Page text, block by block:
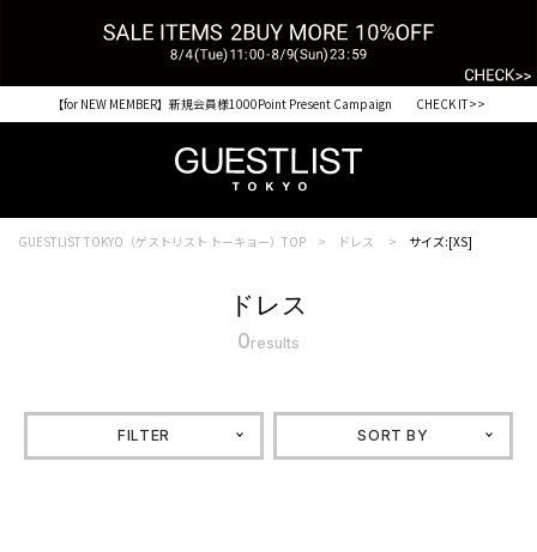
【for NEW MEMBER】新規会員様1000Point Present Campaign CHECK IT>>
GUESTLIST TOKYO（ゲストリスト トーキョー）TOP ドレス サイズ:[XS]
ドレス
0results
FILTER SORT BY